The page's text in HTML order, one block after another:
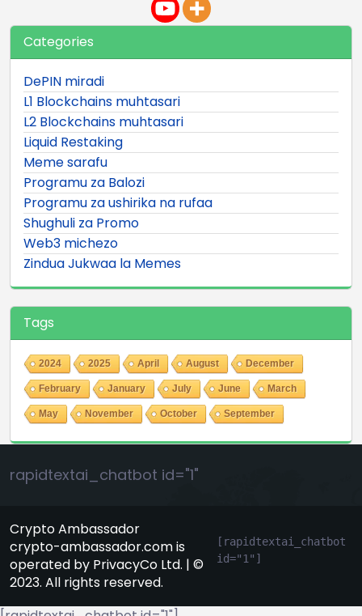
Categories
DePIN miradi
L1 Blockchains muhtasari
L2 Blockchains muhtasari
Liquid Restaking
Meme sarafu
Programu za Balozi
Programu za ushirika na rufaa
Shughuli za Promo
Web3 michezo
Zindua Jukwaa la Memes
Tags
2024 2025 April August December
February January July June March
May November October September
rapidtextai_chatbot id="1"
Crypto Ambassador
crypto-ambassador.com is
operated by PrivacyCo Ltd. | ©
2023. All rights reserved.
[rapidtextai_chatbot
id="1"]